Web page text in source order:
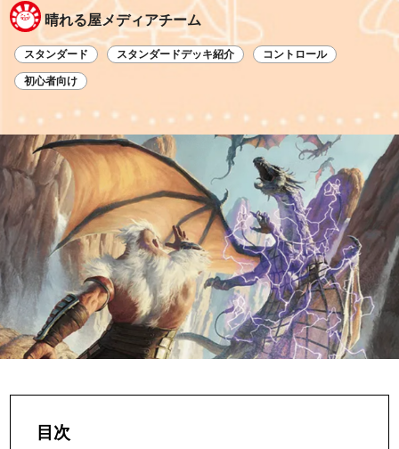
晴れる屋メディアチーム
スタンダード スタンダードデッキ紹介 コントロール
初心者向け
目次